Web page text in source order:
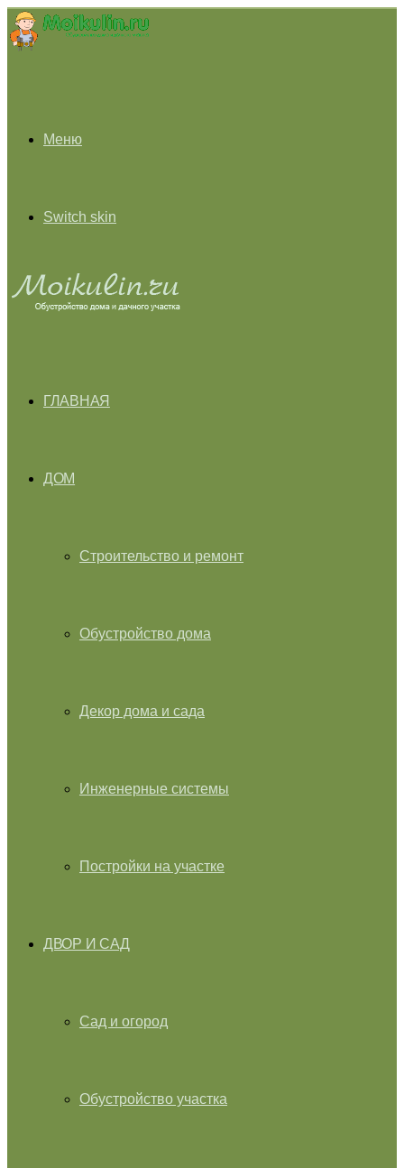
Меню
Switch skin
ГЛАВНАЯ
ДОМ
Строительство и ремонт
Обустройство дома
Декор дома и сада
Инженерные системы
Постройки на участке
ДВОР И САД
Сад и огород
Обустройство участка